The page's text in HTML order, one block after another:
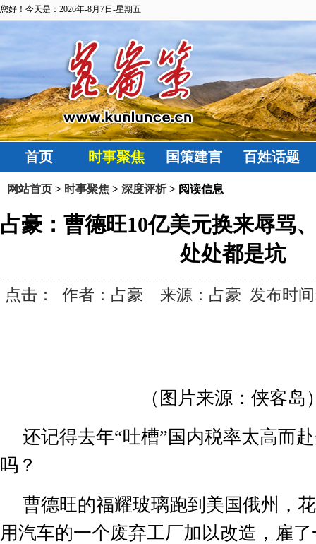
您好！今天是：2026年-8月7日-星期五
首页 时事聚焦 国策建言 百姓话题
网站首页 > 时事聚焦 > 深度评析> 阅读信息
占豪：曹德旺10亿美元换来辱骂
处处都是坑
点击： 作者：占豪 来源：占豪 发布时间
（图片来源：侠客岛
还记得去年“吐槽”国内税率太高而
吗？
曹德旺的福耀玻璃跑到美国俄州，
用汽车的一个废弃工厂加以改造，雇